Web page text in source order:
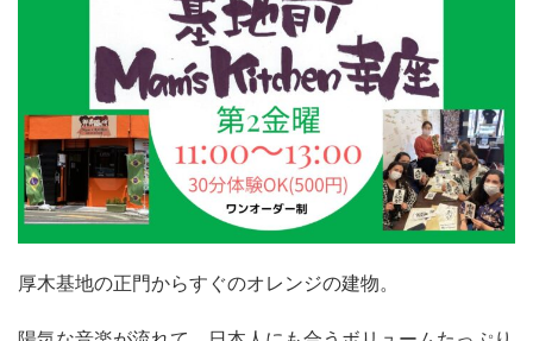
厚木基地の正門からすぐのオレンジの建物。